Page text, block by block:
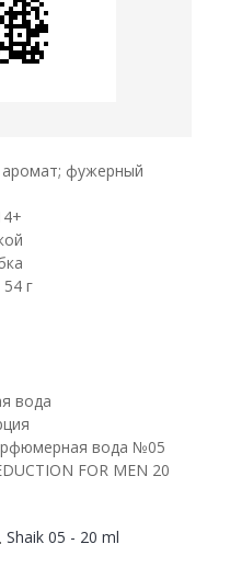
фужерный
54 г
вода
вода №05
FOR MEN 20
Shaik 05 - 20 ml